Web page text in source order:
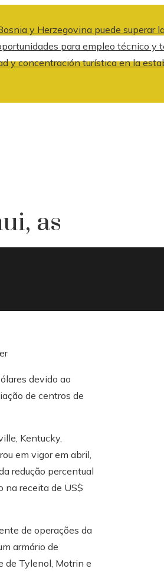
y Herzegovina puede superar
para empleo técnico y
y concentración turística en la
as
devido ao
de centros de
Kentucky,
em vigor em abril,
redução percentual
na receita de US$
de operações da
armário de
de Tylenol, Motrin e